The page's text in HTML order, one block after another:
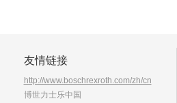
友情链接
http://www.boschrexroth.com/zh/cn
博世力士乐中国